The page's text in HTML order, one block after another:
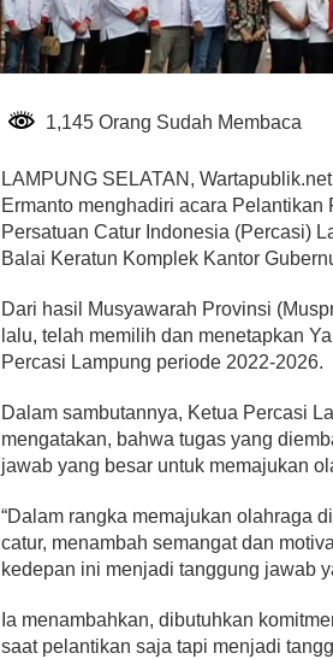
1,145 Orang Sudah Membaca
LAMPUNG SELATAN,
Ermanto menghadiri acara
Persatuan Catur Indonesia (Percasi)
Balai Keratun Komplek Kantor
Dari hasil Musyawarah Provinsi
lalu, telah memilih dan menetapkan
Percasi Lampung periode 2022-2026.
Dalam sambutannya, Ketua Percasi
mengatakan, bahwa tugas yang
jawab yang besar untuk memajukan
“Dalam rangka memajukan olahraga
catur, menambah semangat dan
kedepan ini menjadi tanggung jawab
Ia menambahkan, dibutuhkan
saat pelantikan saja tapi menjadi